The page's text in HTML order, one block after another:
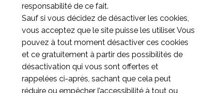
responsabilité de ce fait.
Sauf si vous décidez de désactiver les cookies,
vous acceptez que le site puisse les utiliser. Vous
pouvez à tout moment désactiver ces cookies
et ce gratuitement à partir des possibilités de
désactivation qui vous sont offertes et
rappelées ci-après, sachant que cela peut
réduire ou empêcher l’accessibilité à tout ou